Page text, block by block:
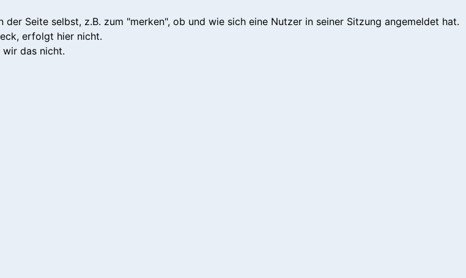
Seite selbst, z.B. zum "merken", ob und wie sich eine Nutzer in seiner Sitzung angemeldet hat.
erfolgt hier nicht.
wir das nicht.